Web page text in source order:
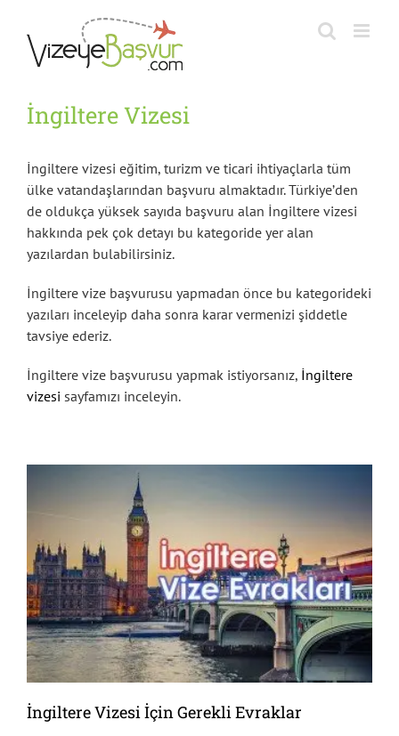
content
İngiltere Vizesi
İngiltere vizesi eğitim, turizm ve ticari ihtiyaçlarla tüm
ülke vatandaşlarından başvuru almaktadır. Türkiye’den
de oldukça yüksek sayıda başvuru alan İngiltere vizesi
hakkında pek çok detayı bu kategoride yer alan
yazılardan bulabilirsiniz.
İngiltere vize başvurusu yapmadan önce bu kategorideki
yazıları inceleyip daha sonra karar vermenizi şiddetle
tavsiye ederiz.
İngiltere vize başvurusu yapmak istiyorsanız, İngiltere
vizesi sayfamızı inceleyin.
İngiltere Vizesi İçin Gerekli Evraklar